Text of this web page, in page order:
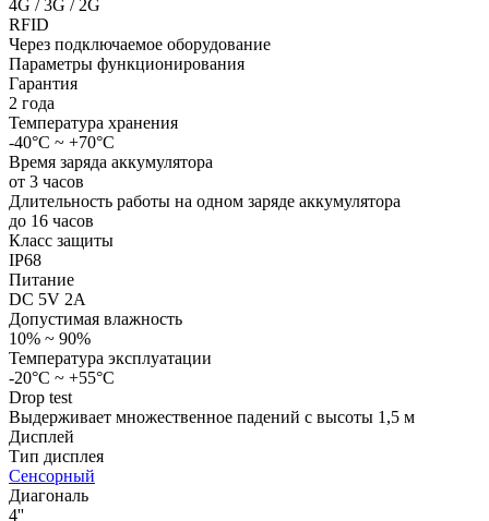
4G / 3G / 2G
RFID
Через подключаемое оборудование
Параметры функционирования
Гарантия
2 года
Температура хранения
-40°С ~ +70°С
Время заряда аккумулятора
от 3 часов
Длительность работы на одном заряде аккумулятора
до 16 часов
Класс защиты
IP68
Питание
DC 5V 2A
Допустимая влажность
10% ~ 90%
Температура эксплуатации
-20°C ~ +55°C
Drop test
Выдерживает множественное падений с высоты 1,5 м
Дисплей
Тип дисплея
Сенсорный
Диагональ
4''